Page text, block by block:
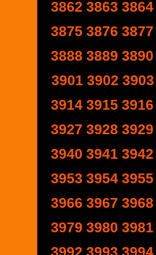
3862 3863 3864
3875 3876 3877
3888 3889 3890
3901 3902 3903
3914 3915 3916
3927 3928 3929
3940 3941 3942
3953 3954 3955
3966 3967 3968
3979 3980 3981